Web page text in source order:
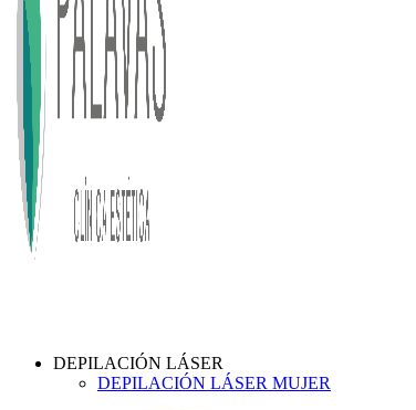
DEPILACIÓN LÁSER
DEPILACIÓN LÁSER MUJER